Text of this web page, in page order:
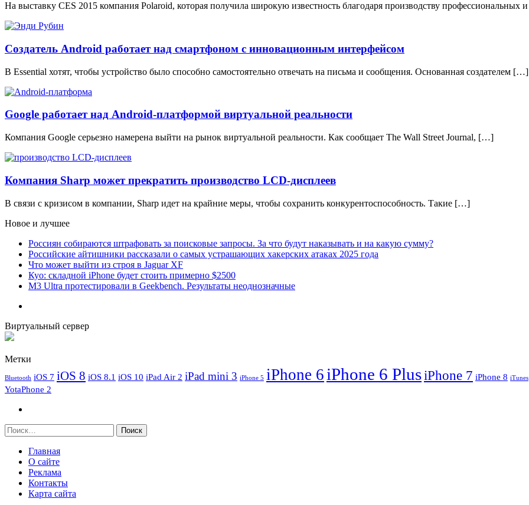
На выставку CES 2015 компания Polaroid, которая получила широкую известность благодаря производству
Создатель Android работает над смартфоном с инновационным интерфейсом
В Essential хотят, чтобы устройство было способно самостоятельно отвечать на письма и сообщения. Основанная создателем […]
Google работает над Android-платформой виртуальной реальности
Компания Google серьезно намерена выйти на рынок виртуальной реальности. Как сообщает The Wall Street Journal, […]
Компания Sharp может прекратить производство LCD-дисплеев
В связи с кризисом в компании, Sharp идет на крайние меры, чтобы сохранить конкурентоспособность. Такие […]
Новое и лучшее
Россиян собираются штрафовать за поисковые запросы. За что будут наказывать и на какую сумму?
Российские айтишники рассказали о самых устрашающих хакерских атаках 2025 года
Что может выйти из строя в Jaguar XF
Куо: складной iPhone будет стоить примерно $2500
M3 Ultra протестировали в Geekbench. Результаты неоднозначные
Виртуальный сервер
Метки
Bluetooth iOS 7 iOS 8 iOS 8.1 iOS 10 iPad Air 2 iPad mini 3 iPhone 5 iPhone 6 iPhone 6 PlusiPhone 7 iPhone 8 iTunes
YotaPhone 2
Найти:
Главная
О сайте
Реклама
Контакты
Карта сайта